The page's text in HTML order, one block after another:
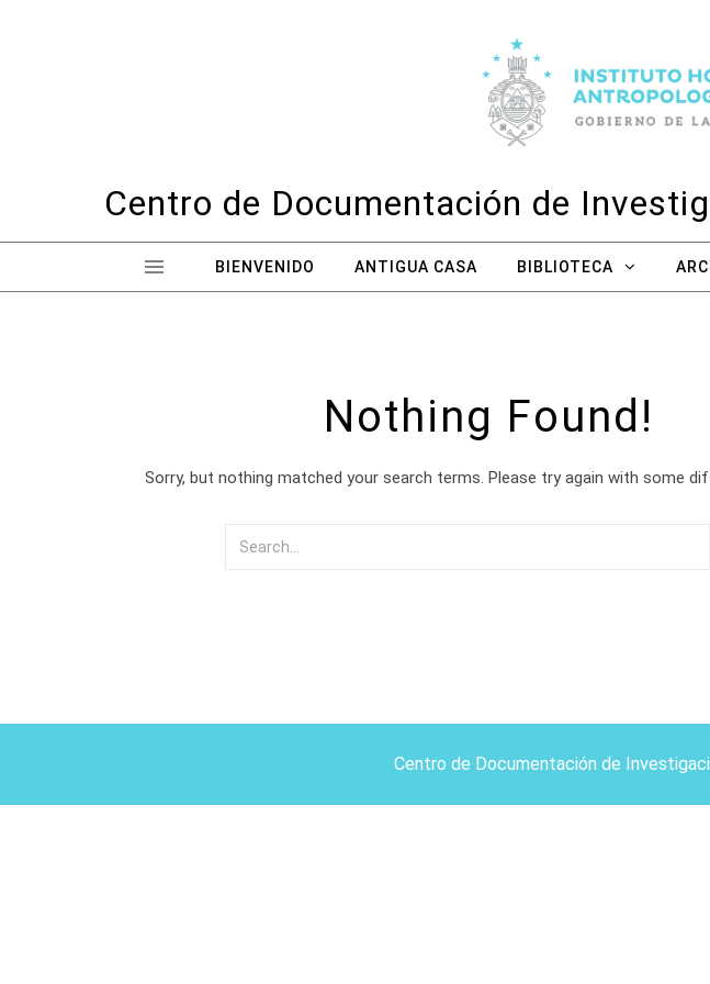
Centro de Documentación de
BIENVENIDO ANTIGUA CASA BIBLIOTECA
Nothing Found!
Sorry, but nothing matched your search terms. Please try again with some
Centro de Documentación de